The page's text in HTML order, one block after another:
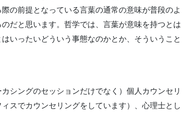
の前提となっている言葉の通常の意味が普段のよ
だと思います。哲学では、言葉が意味を持つとは
いったいどういう事態なのかとか、そういうこと
シングのセッションだけでなく）個人カウンセリ
スでカウンセリングをしています）、心理士とし